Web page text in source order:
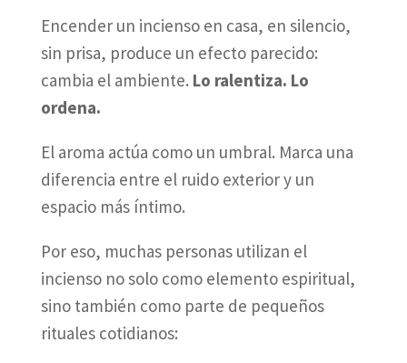
Encender un incienso en casa, en silencio,
sin prisa, produce un efecto parecido:
cambia el ambiente. Lo ralentiza. Lo
ordena.
El aroma actúa como un umbral. Marca una
diferencia entre el ruido exterior y un
espacio más íntimo.
Por eso, muchas personas utilizan el
incienso no solo como elemento espiritual,
sino también como parte de pequeños
rituales cotidianos: